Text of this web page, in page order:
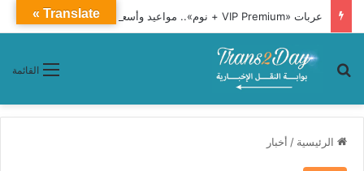
عربات «VIP Premium + نوم».. مواعيد وأسعار تذاكر قطار 1091 من أسوان إلى القاهرة
القائمة بحث عن
الرئيسية / أخبار
Translate »